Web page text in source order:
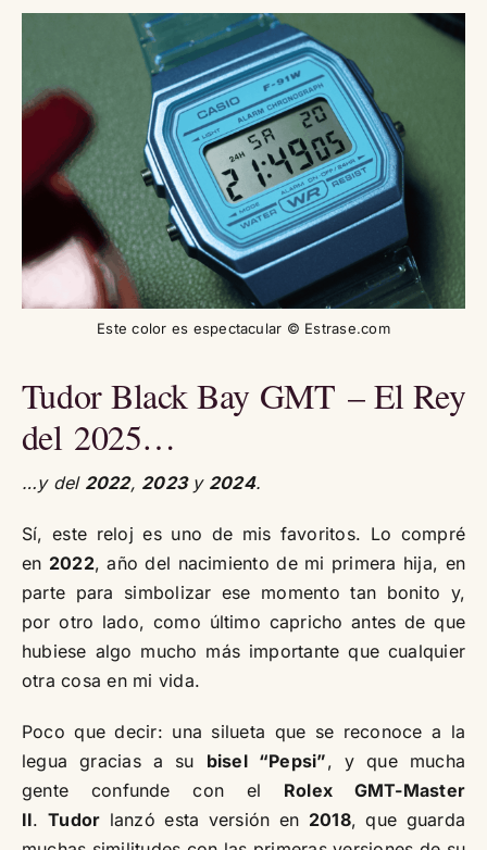
Este color es espectacular © Estrase.com
Tudor Black Bay GMT – El Rey
del 2025…
…y del 2022, 2023y 2024.
Sí, este reloj es uno de mis favoritos. Lo compré
en 2022, año del nacimiento de mi primera hija, en
parte para simbolizar ese momento tan bonito y,
por otro lado, como último capricho antes de que
hubiese algo mucho más importante que cualquier
otra cosa en mi vida.
Poco que decir: una silueta que se reconoce a la
legua gracias a su bisel “Pepsi”, y que mucha
gente confunde con el Rolex GMT-Master
II.Tudor lanzó esta versión en 2018, que guarda